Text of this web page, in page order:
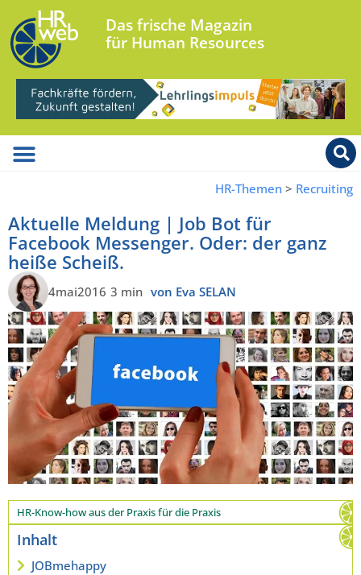
Das frische Magazin
für Human Resources
HR-Themen > Recruiting
Aktuelle Meldung | Job Bot für
Facebook Messenger. Oder: der ganz
heiße Scheiß.
4mai2016 3 min von Eva SELAN
HR-Know-how aus der Praxis für die Praxis
Inhalt
JOBmehappy